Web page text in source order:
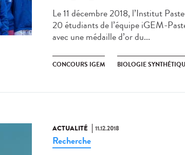
Le 11 décembre 2018, l’Institut
20 étudiants de l’équipe iGEM-
avec une médaille d’or du...
CONCOURS IGEM BIOLOGIE
ACTUALITÉ 11.12.2018
Recherche